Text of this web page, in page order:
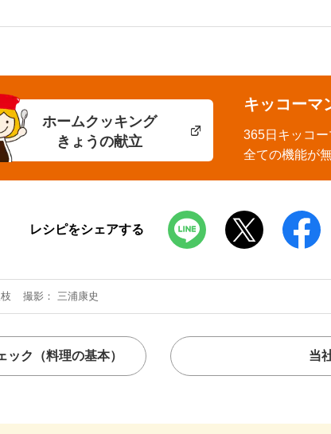
ホームクッキング
きょうの献立
キッコーマ
365日キッコ
全ての機能が
レシピをシェアする
撮影 三浦康史
ック （料理の基本） 当